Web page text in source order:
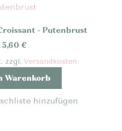
- Putenbrust
5,60 €
zzgl. Versandkosten
Warenkorb